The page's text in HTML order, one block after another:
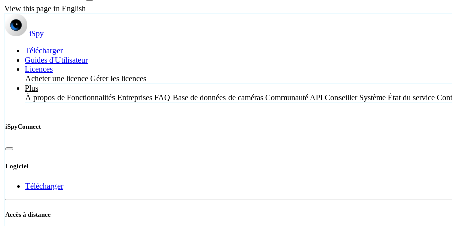
View this page in English
iSpy
Télécharger
Guides d'Utilisateur
Licences
Acheter une licence Gérer les licences
Plus
À propos de Fonctionnalités Entreprises FAQ Base de données de caméras Communauté API Conseiller Système État du service
iSpyConnect
Logiciel
Télécharger
Accès à distance